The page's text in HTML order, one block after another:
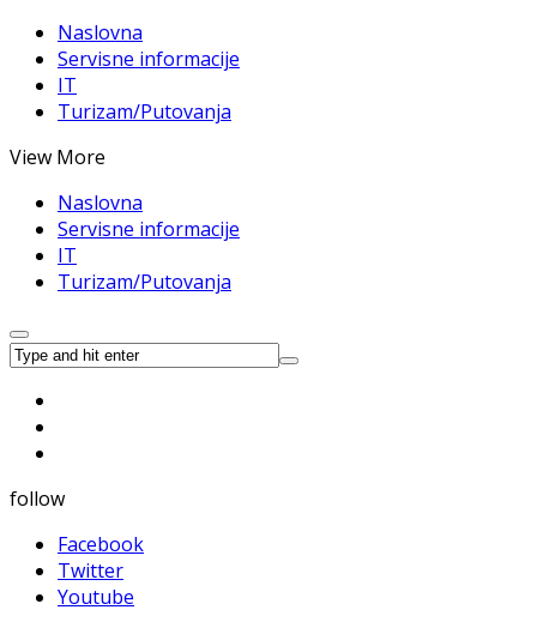
Naslovna
Servisne informacije
IT
Turizam/Putovanja
View More
Naslovna
Servisne informacije
IT
Turizam/Putovanja
follow
Facebook
Twitter
Youtube